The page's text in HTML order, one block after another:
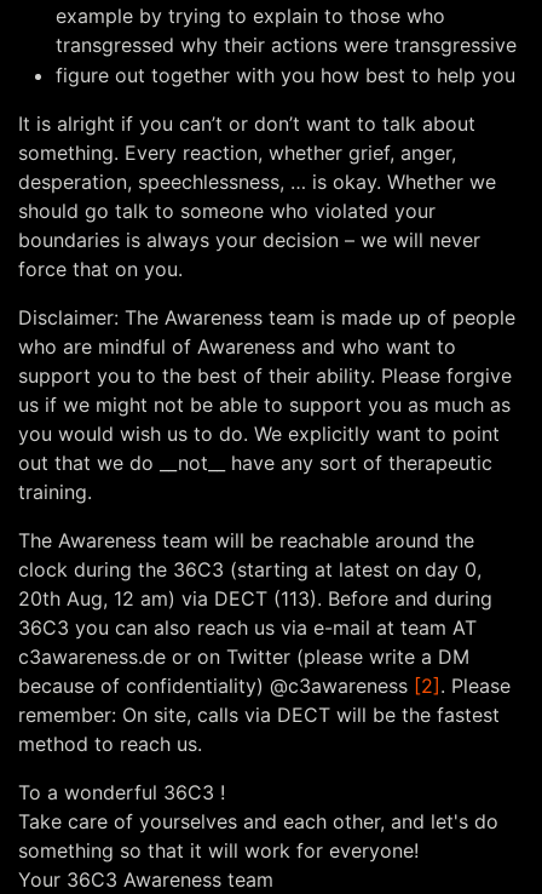
example by trying to explain to those who
transgressed why their actions were transgressive
figure out together with you how best to help you
It is alright if you can’t or don’t want to talk about
something. Every reaction, whether grief, anger,
desperation, speechlessness, … is okay. Whether we
should go talk to someone who violated your
boundaries is always your decision – we will never
force that on you.
Disclaimer: The Awareness team is made up of people
who are mindful of Awareness and who want to
support you to the best of their ability. Please forgive
us if we might not be able to support you as much as
you would wish us to do. We explicitly want to point
out that we do __not__ have any sort of therapeutic
training.
The Awareness team will be reachable around the
clock during the 36C3 (starting at latest on day 0,
20th Aug, 12 am) via DECT (113). Before and during
36C3 you can also reach us via e-mail at team AT
c3awareness.de or on Twitter (please write a DM
because of confidentiality) @c3awareness [2] . Please
remember: On site, calls via DECT will be the fastest
method to reach us.
To a wonderful 36C3 !
Take care of yourselves and each other, and let's do
something so that it will work for everyone!
Your 36C3 Awareness team